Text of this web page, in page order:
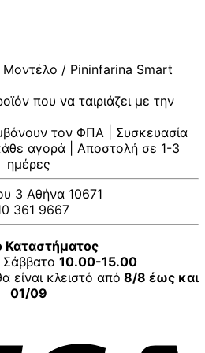
Μοντέλο / Pininfarina Smart
που να ταιριάζει με την
τον ΦΠΑ | Συσκευασία
αγορά | Αποστολή σε 1-3
ημέρες
3 Αθήνα 10671
361 9667
Καταστήματος
10.00-15.00
είναι κλειστό από 8/8 έως και
01/09